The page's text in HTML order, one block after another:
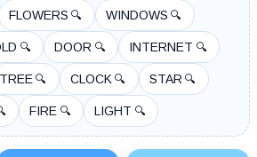
🔍
WINDOWS
🔍
FLOWERS
🔍
INTERNET
🔍
DOOR
🔍
🔍
STAR
🔍
CLOCK
🔍
TREE
🔍
LIGHT
🔍
FIRE